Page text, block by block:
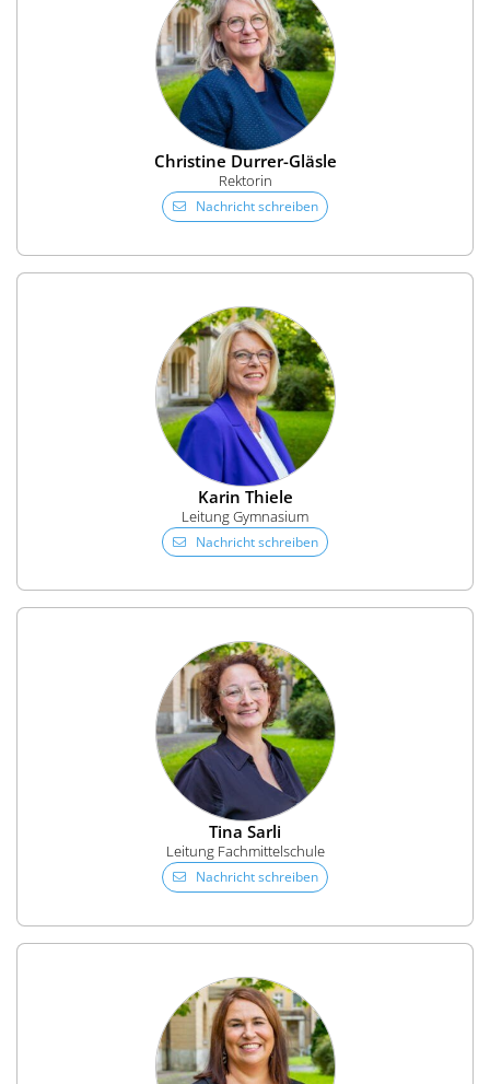
Christine Durrer-Gläsle
Rektorin
Nachricht schreiben
Karin Thiele
Leitung Gymnasium
Nachricht schreiben
Tina Sarli
Leitung Fachmittelschule
Nachricht schreiben